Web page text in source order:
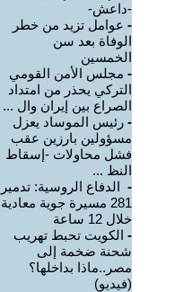
-داعش-
- عوامل تزيد من خطر
الوفاة بعد سن
الخمسين
- مجلس الأمن القومي
التركي يحذر من امتداد
الصراع بين إيران وال ...
- رئيس الموساد يعزل
مسؤولين بارزين عقب
فشل محاولات -إسقاط
النظ ...
- الدفاع الروسية: تدمير
281 مسيرة جوية معادية
خلال 12 ساعة
- الكويت تحبط تهريب
شحنة ضخمة إلى
مصر..ماذا بداخلها؟
(فيديو)